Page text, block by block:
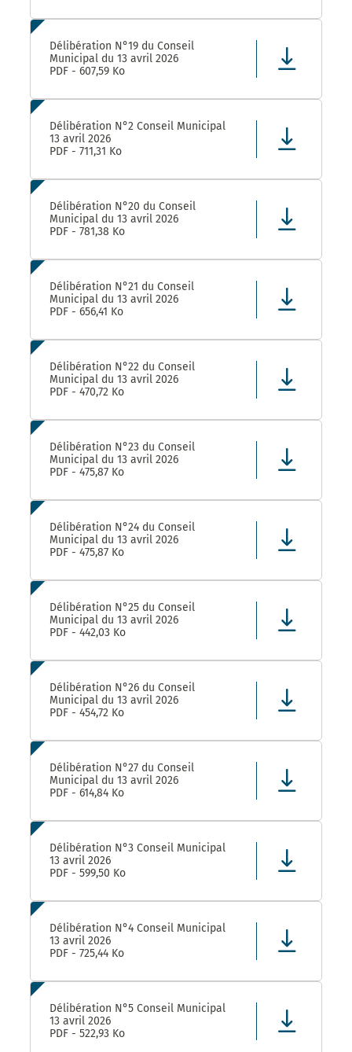
Délibération N°19 du Conseil
Municipal du 13 avril 2026
PDF - 607,59 Ko
Délibération N°2 Conseil Municipal
13 avril 2026
PDF - 711,31 Ko
Délibération N°20 du Conseil
Municipal du 13 avril 2026
PDF - 781,38 Ko
Délibération N°21 du Conseil
Municipal du 13 avril 2026
PDF - 656,41 Ko
Délibération N°22 du Conseil
Municipal du 13 avril 2026
PDF - 470,72 Ko
Délibération N°23 du Conseil
Municipal du 13 avril 2026
PDF - 475,87 Ko
Délibération N°24 du Conseil
Municipal du 13 avril 2026
PDF - 475,87 Ko
Délibération N°25 du Conseil
Municipal du 13 avril 2026
PDF - 442,03 Ko
Délibération N°26 du Conseil
Municipal du 13 avril 2026
PDF - 454,72 Ko
Délibération N°27 du Conseil
Municipal du 13 avril 2026
PDF - 614,84 Ko
Délibération N°3 Conseil Municipal
13 avril 2026
PDF - 599,50 Ko
Délibération N°4 Conseil Municipal
13 avril 2026
PDF - 725,44 Ko
Délibération N°5 Conseil Municipal
13 avril 2026
PDF - 522,93 Ko